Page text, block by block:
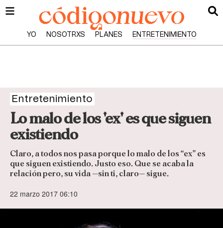
YO NOSOTRXS PLANES ENTRETENIMIENTO
Entretenimiento
Lo malo de los 'ex' es que siguen
existiendo
Claro, a todos nos pasa porque lo malo de los “ex” es
que siguen existiendo. Justo eso. Que se acaba la
relación pero, su vida —sin ti, claro— sigue.
22 marzo 2017 06:10